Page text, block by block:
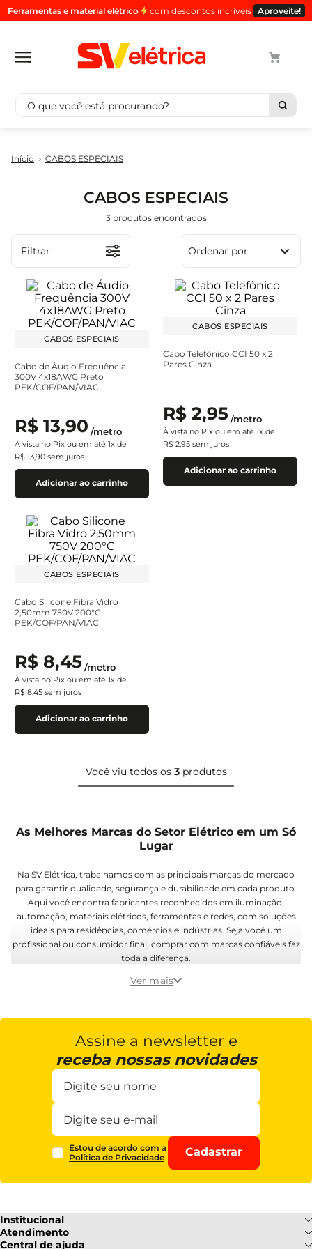
Ferramentas e material elétrico com descontos incríveis Aproveite!
O que você está procurando?
CABOS ESPECIAIS
CABOS ESPECIAIS
3 produtos
Ordenar por
Filtrar
CABOS ESPECIAIS
Cabo de Áudio Frequência
300V 4x18AWG Preto
PEK/COF/PAN/VIAC
R$ 13,90 /metro
À vista no Pix ou em até 1x de
R$ 13,90 sem juros
Adicionar ao carrinho
CABOS ESPECIAIS
Cabo Telefônico CCI 50 x 2
Pares Cinza
R$ 2,95/metro
À vista no Pix ou em até 1x de
R$ 2,95 sem juros
Adicionar ao carrinho
CABOS ESPECIAIS
Cabo Silicone Fibra Vidro
2,50mm 750V 200°C
PEK/COF/PAN/VIAC
R$ 8,45/metro
À vista no Pix ou em até 1x de
R$ 8,45 sem juros
Adicionar ao carrinho
Você viu todos os 3produtos
As Melhores Marcas do Setor Elétrico em um Só
Lugar
Na SV Elétrica, trabalhamos com as principais marcas do mercado
para garantir qualidade, segurança e durabilidade em cada produto.
Aqui você encontra fabricantes reconhecidos em iluminação,
automação, materiais elétricos, ferramentas e redes, com soluções
ideais para residências, comércios e indústrias. Seja você um
profissional ou consumidor final, comprar com marcas confiáveis faz
toda a diferença.
Ver mais
Assine a newsletter e
receba nossas novidades
Estou de acordo com a
Política de Privacidade
Cadastrar
Institucional
Sobre Nós
Atendimento
Formas de pagamento
Central de ajuda
1 º
cabo
tomada
5º